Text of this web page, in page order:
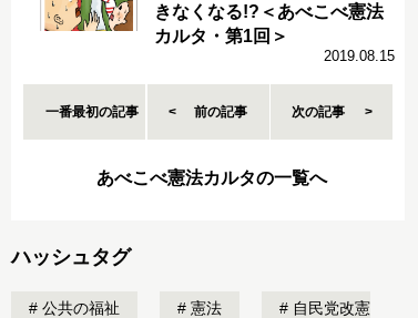
きなくなる!?＜あべこべ憲法
カルタ・第1回＞
2019.08.15
一番最初の記事 前の記事 次の記事
あべこべ憲法カルタの一覧へ
ハッシュタグ
公共の福祉 憲法 自民党改憲